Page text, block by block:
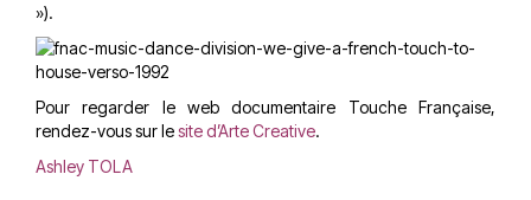
»).
Pour regarder le web documentaire Touche Française,
rendez-vous sur lesite d’Arte Creative.
Ashley TOLA